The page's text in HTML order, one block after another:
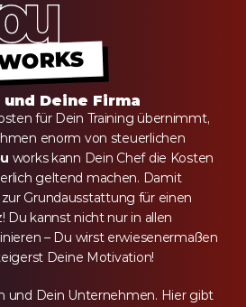
Deine Firma
für Dein Training übernimmt,
enorm von steuerlichen
works kann Dein Chef die Kosten
geltend machen. Damit
Grundausstattung für einen
Du kannst nicht nur in allen
– Du wirst erwiesenermaßen
Deine Motivation!
und Dein Unternehmen. Hier gibt